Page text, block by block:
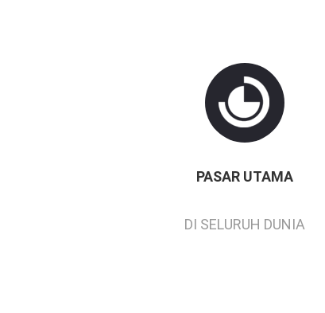
PASAR UTAMA
DI SELURUH DUNIA